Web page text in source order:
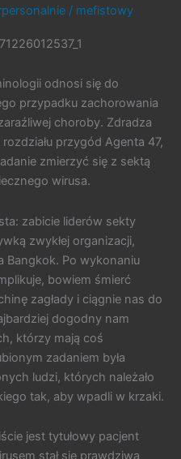
/ mefistowy
odnosi się do
przypadku zachorowania
choroby. Zdradza
przygód Agenta 47,
zmierzyć się z sektą
wirusa.
zabicie liderów sekty
zwykłej organizacji,
Bangkok. Po wykonaniu
bowiem śmierć
zagłady i ciągnie nas do
dogodny nam
którzy mają coś
zadaniem była
ludzi, których należało
tak, aby wpadli w krzaki.
jest tytułowy pacjent
stał się prawdziwą